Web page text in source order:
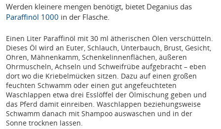
Werden kleinere mengen benötigt, bietet Deganius das
Paraffinöl 1000 in der Flasche.
Einen Liter Paraffinöl mit 30 ml ätherischen Ölen verschütteln.
Dieses Öl wird an Euter, Schlauch, Unterbauch, Brust, Gesicht,
Ohren, Mähnenkamm, Schenkelinnenflächen, äußeren
Ohrmuscheln, Achseln und Schweifrübe aufgebracht – eben
dort wo die Kriebelmücken sitzen. Dazu auf einen großen
feuchten Schwamm oder einen gut angefeuchteten
Waschlappen etwa drei Esslöffel der Ölmischung geben und
das Pferd damit einreiben. Waschlappen beziehungsweise
Schwamm danach mit Shampoo auswaschen und in der
Sonne trocknen lassen.